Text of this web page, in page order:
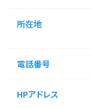
所在地
電話番号
HPアドレス